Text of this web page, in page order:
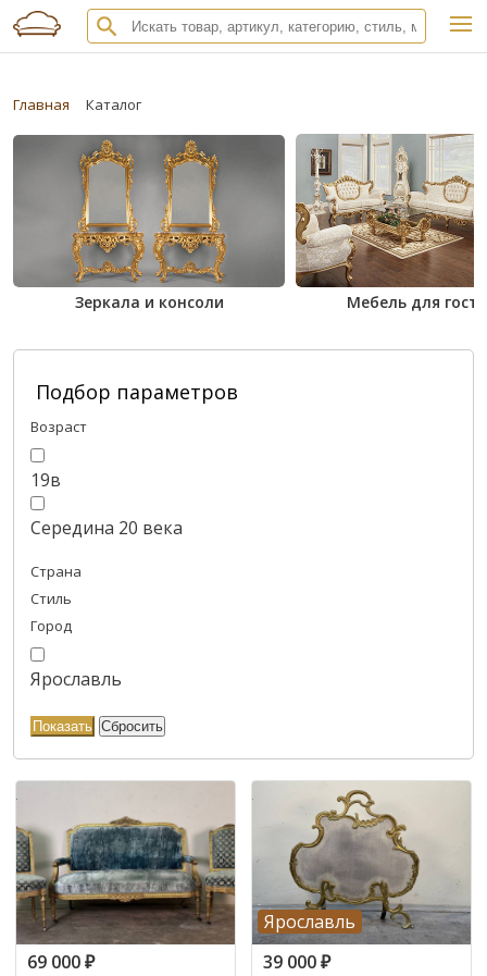
Главная Каталог
Зеркала и консоли Мебель для
Подбор параметров
Возраст
19в
Середина 20 века
Страна
Стиль
Город
Ярославль
69 000₽
Ярославль
39 000₽